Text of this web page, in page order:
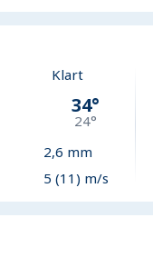
Klart
34°
24°
2,6 mm
5 (11) m/s